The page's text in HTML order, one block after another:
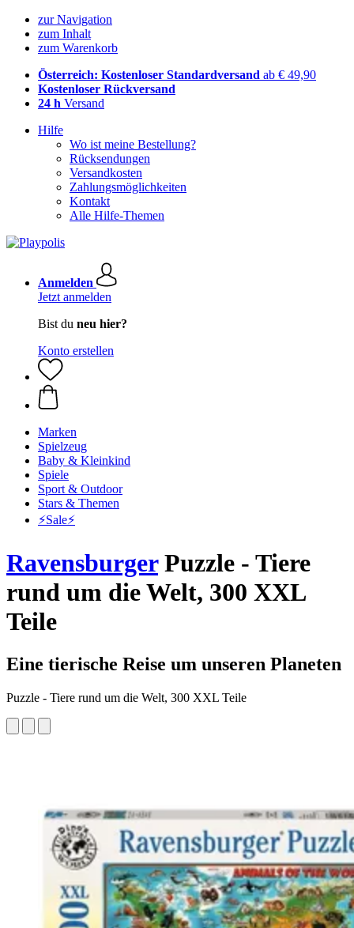
zur Navigation
zum Inhalt
zum Warenkorb
Österreich: Kostenloser Standardversand ab € 49,90
Kostenloser Rückversand
24 h Versand
Hilfe
Wo ist meine Bestellung?
Rücksendungen
Versandkosten
Zahlungsmöglichkeiten
Kontakt
Alle Hilfe-Themen
Anmelden
Jetzt anmelden
Bist du neu hier?
Konto erstellen
Marken
Spielzeug
Baby & Kleinkind
Spiele
Sport & Outdoor
Stars & Themen
⚡️Sale⚡️
RavensburgerPuzzle - Tiere
rund um die Welt, 300 XXL
Teile
Eine tierische Reise um unseren Planeten
Puzzle - Tiere rund um die Welt, 300 XXL Teile